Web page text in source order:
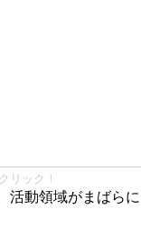
リック！
活動領域がまばらに